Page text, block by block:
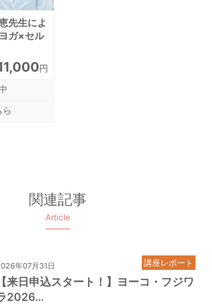
先生によ
ガ×セル
円
関連記事
Article
年07月31日
【来日申込スタート！】ヨーコ・フジワ
2026…
講座レポート